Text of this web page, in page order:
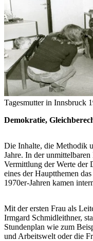
Tagesmutter in Innsbruck
Demokratie,
Die Inhalte, die Methodik
Jahre. In der
Vermittlung der Werte der
eines der Hauptthemen
1970er-Jahren kamen
Mit der ersten Frau als
Irmgard Schmidleithner,
Stundenplan wie zum
und Arbeitswelt oder die